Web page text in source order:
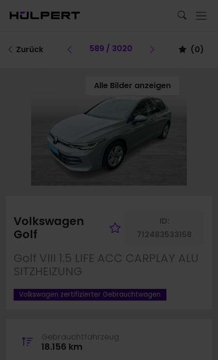
Zurück Vorheriges Fahrzeug
589 / 3020 Vorheriges
(0)
Alle Bilder anzeigen
Volkswagen
Golf
Fahrzeug
ID:
712483533158
Golf VIII 1.5 LIFE ACC CARPLAY ALU
SITZHEIZUNG
Volkswagen zertifizierter Gebrauchtwagen
Gebrauchtfahrzeug
18.156 km